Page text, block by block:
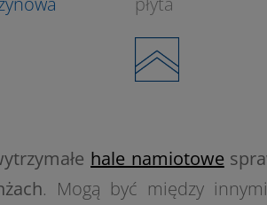
hale namiotowe
. Mogą być między